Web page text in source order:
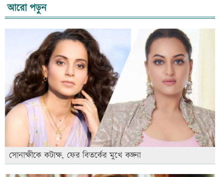
আরো পড়ুন
সোনাক্ষীকে কটাক্ষ, ফের বিতর্কের মুখে কঙ্গনা